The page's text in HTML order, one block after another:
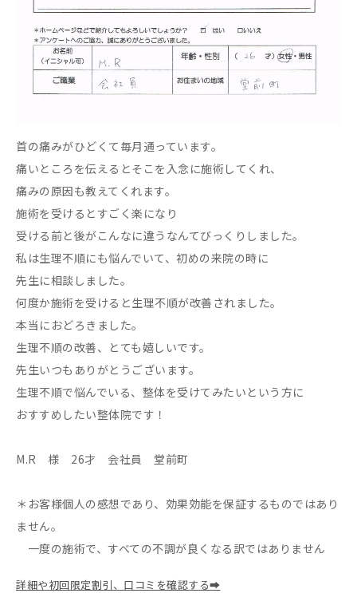
首の痛みがひどくて毎月通っています。
痛いところを伝えるとそこを入念に施術してくれ、
痛みの原因も教えてくれます。
施術を受けるとすごく楽になり
受ける前と後がこんなに違うなんてびっくりしました。
私は生理不順にも悩んでいて、初めの来院の時に
先生に相談しました。
何度か施術を受けると生理不順が改善されました。
本当におどろきました。
生理不順の改善、とても嬉しいです。
先生いつもありがとうございます。
生理不順で悩んでいる、整体を受けてみたいという方に
おすすめしたい整体院です！
M.R 様 26才 会社員 堂前町
＊お客様個人の感想であり、効果効能を保証するものではあり
ません。
一度の施術で、すべての不調が良くなる訳ではありません
詳細や初回限定割引、口コミを確認する➡